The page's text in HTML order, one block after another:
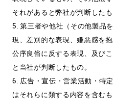
それがあると弊社が判断したも
5. 第三者や他社（その他製品
現、差別的な表現、嫌悪感を
公序良俗に反する表現、及び
と当社が判断したもの。
6. 広告・宣伝・営業活動・特
はそれらに類する内容を含むも